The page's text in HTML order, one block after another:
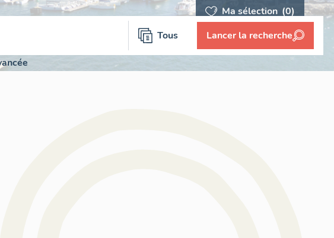
Ma sélection (0)
Tous Lancer la recherche